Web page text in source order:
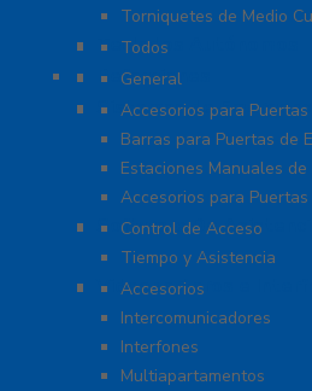
Torniquetes de Medio
Teclados Autónomos
Todos
Refacciones
General
Sistemas de
Accesorios para
Barras para Puertas de
Estaciones Manuales de
Accesorios para
Software De Asistencia
Control de Acceso
Tiempo y Asistencia
Videoporteros e
Accesorios
Intercomunicadores
Interfones
Multiapartamentos